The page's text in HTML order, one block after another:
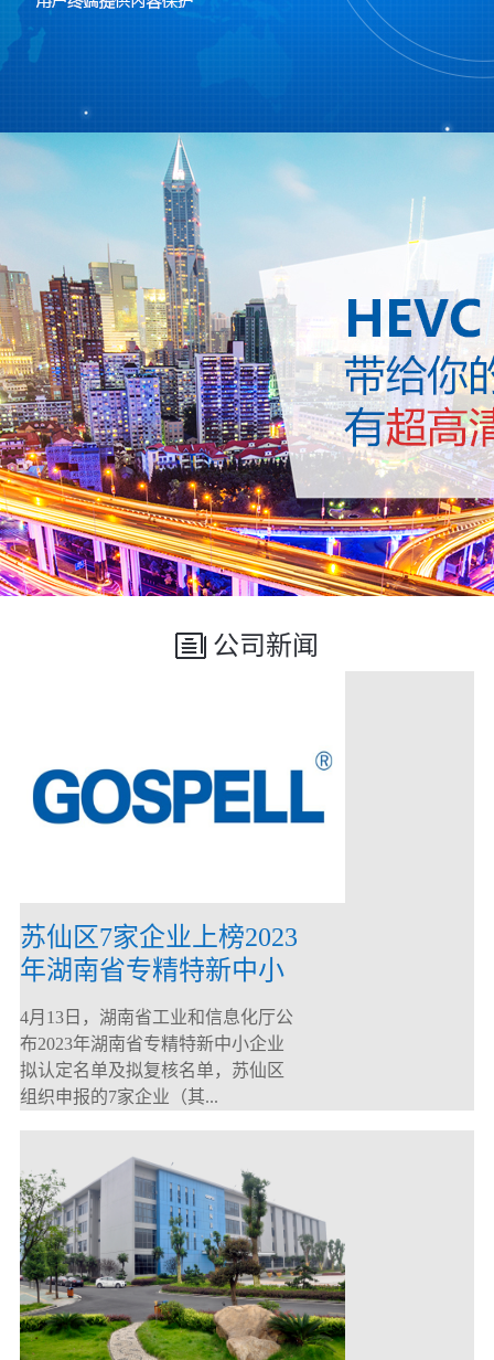
公司新闻
苏仙区7家企业上榜2023
年湖南省专精特新中小
企业
4月13日，湖南省工业和信息化厅公
布2023年湖南省专精特新中小企业
拟认定名单及拟复核名单，苏仙区
组织申报的7家企业（其...